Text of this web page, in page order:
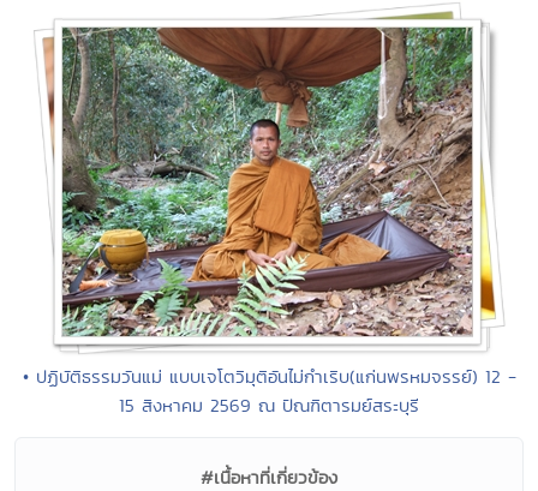
• ปฏิบัติธรรมวันแม่ แบบเจโตวิมุติอันไม่กำเริบ(แก่นพรหมจรรย์) 12 -
15 สิงหาคม 2569 ณ ปัณฑิตารมย์สระบุรี
#เนื้อหาที่เกี่ยวข้อง